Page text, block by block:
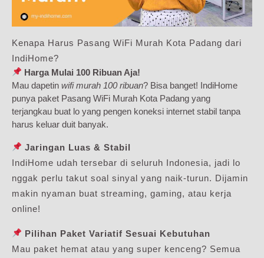
Kenapa Harus Pasang WiFi Murah Kota Padang dari
IndiHome?
Harga Mulai 100 Ribuan Aja!
Mau dapetin wifi murah 100 ribuan? Bisa banget! IndiHome
punya paket Pasang WiFi Murah Kota Padang yang
terjangkau buat lo yang pengen koneksi internet stabil tanpa
harus keluar duit banyak.
Jaringan Luas & Stabil
IndiHome udah tersebar di seluruh Indonesia, jadi lo
nggak perlu takut soal sinyal yang naik-turun. Dijamin
makin nyaman buat streaming, gaming, atau kerja
online!
Pilihan Paket Variatif Sesuai Kebutuhan
Mau paket hemat atau yang super kenceng? Semua